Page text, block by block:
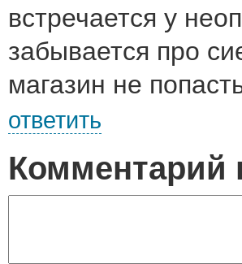
встречается у
забывается про
магазин не
ответить